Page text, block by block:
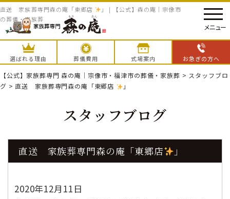
直送 家族葬専門森の庵「東郷店
」 | 【公式】森の庵｜宗像市
の葬儀・家族葬
選ばれる理由 葬儀費用 式場案内 お急ぎの方へ
メニュー
【公式】家族葬専門 森の庵｜宗像市・福津市の葬儀・家族葬 > スタッフブロ
グ > 直送 家族葬専門森の庵「東郷店 」
スタッフブログ
直送 家族葬専門森の庵「東郷店 」
2020年12月11日